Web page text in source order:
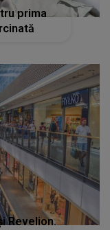
prima
Revelion.